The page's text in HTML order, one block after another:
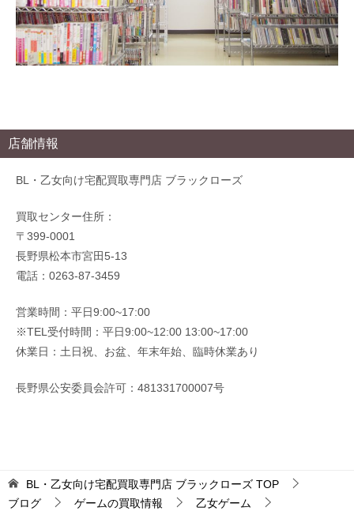
店舗情報
BL・乙女向け宅配買取専門店 ブラックローズ
買取センター住所：
〒399-0001
長野県松本市宮田5-13
電話：0263-87-3459
営業時間：平日9:00~17:00
※TEL受付時間：平日9:00~12:00 13:00~17:00
休業日：土日祝、お盆、年末年始、臨時休業あり
長野県公安委員会許可：481331700007号
BL・乙女向け宅配買取専門店 ブラックローズ TOP
ブログ
ゲームの買取情報 乙女ゲーム